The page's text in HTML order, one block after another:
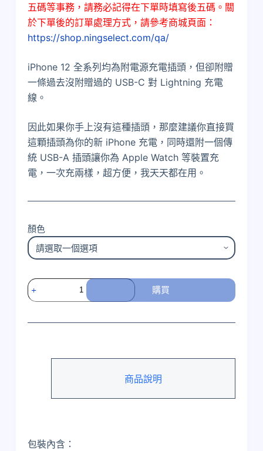
五碼等事務，請務必記得在下單時填寫後五碼。關
於下單後的訂單處理方式，請參考商城頁面：
https://shop.ningselect.com/qa/
iPhone 12 全系列均為附電源充電插頭，但卻附贈
一條過去沒附贈過的 USB-C 對 Lightning 充電
線。
因此如果你手上沒有這種插頭，那麼建議你直接買
這顆插頭為你的新 iPhone 充電，同時還附一個傳
統 USB-A 插頭讓你為 Apple Watch 等裝置充
電，一次充兩樣，超方便，我天天都在用。
顏色
Avier
USB-
C）
高
購買
商品說明
包裝內含：